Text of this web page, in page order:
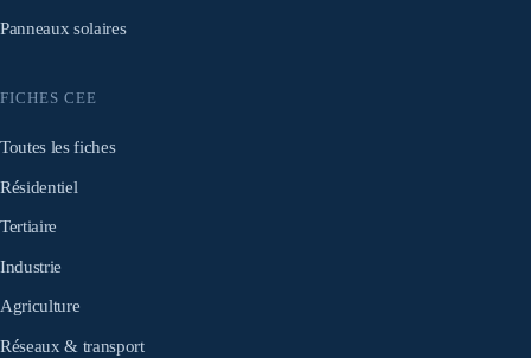
Panneaux solaires
FICHES CEE
Toutes les fiches
Résidentiel
Tertiaire
Industrie
Agriculture
Réseaux & transport